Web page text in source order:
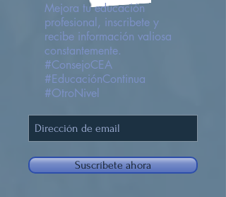
Mejora tu educación
profesional, inscribete y
recibe información valiosa
constantemente.
#ConsejoCEA
#EducaciónContinua
#OtroNivel
Suscríbete ahora